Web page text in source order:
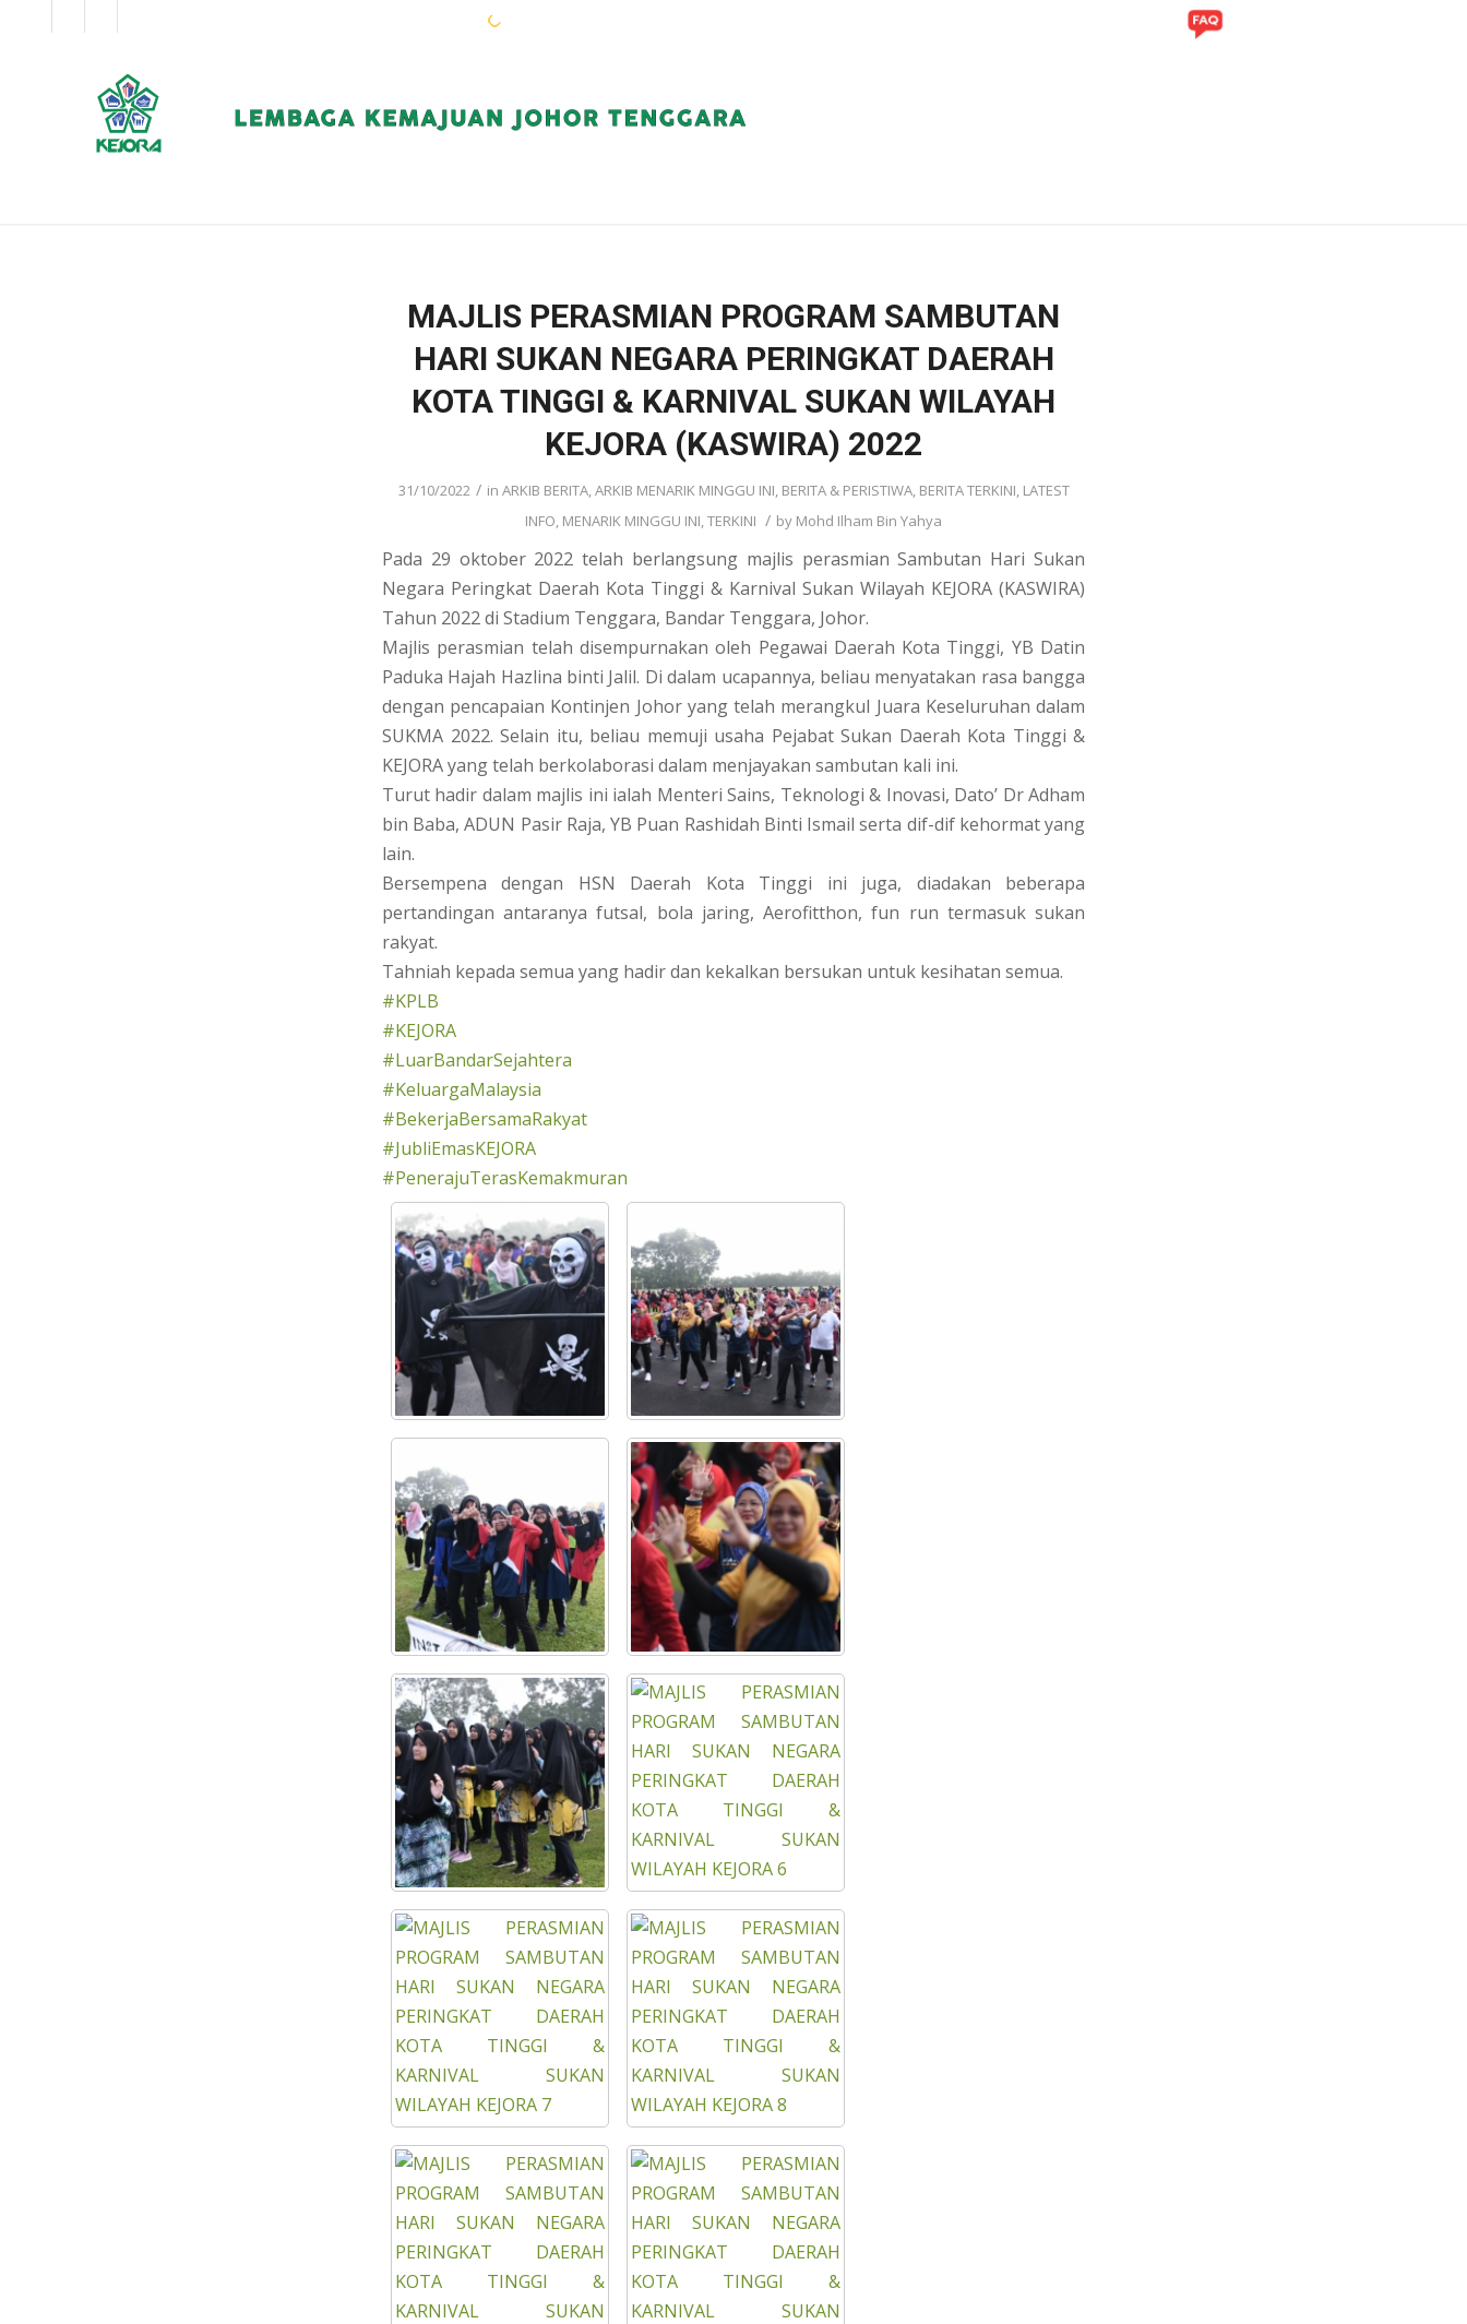
MAJLIS PERASMIAN PROGRAM SAMBUTAN
HARI SUKAN NEGARA PERINGKAT DAERAH
KOTA TINGGI & KARNIVAL SUKAN WILAYAH
KEJORA (KASWIRA) 2022
31/10/2022 / in ARKIB BERITA,ARKIB MENARIK MINGGU INI, BERITA & PERISTIWA, BERITA TERKINI, LATEST
INFO, MENARIK MINGGU INI,TERKINI / by Mohd Ilham Bin Yahya
Pada 29 oktober 2022 telah berlangsung majlis perasmian Sambutan Hari Sukan
Negara Peringkat Daerah Kota Tinggi & Karnival Sukan Wilayah KEJORA (KASWIRA)
Tahun 2022 di Stadium Tenggara, Bandar Tenggara, Johor.
Majlis perasmian telah disempurnakan oleh Pegawai Daerah Kota Tinggi, YB Datin
Paduka Hajah Hazlina binti Jalil. Di dalam ucapannya, beliau menyatakan rasa bangga
dengan pencapaian Kontinjen Johor yang telah merangkul Juara Keseluruhan dalam
SUKMA 2022. Selain itu, beliau memuji usaha Pejabat Sukan Daerah Kota Tinggi &
KEJORA yang telah berkolaborasi dalam menjayakan sambutan kali ini.
Turut hadir dalam majlis ini ialah Menteri Sains, Teknologi & Inovasi, Dato’ Dr Adham
bin Baba, ADUN Pasir Raja, YB Puan Rashidah Binti Ismail serta dif-dif kehormat yang
lain.
Bersempena dengan HSN Daerah Kota Tinggi ini juga, diadakan beberapa
pertandingan antaranya futsal, bola jaring, Aerofitthon, fun run termasuk sukan
rakyat.
Tahniah kepada semua yang hadir dan kekalkan bersukan untuk kesihatan semua.
#KPLB
#KEJORA
#LuarBandarSejahtera
#KeluargaMalaysia
#BekerjaBersamaRakyat
#JubliEmasKEJORA
#PenerajuTerasKemakmuran